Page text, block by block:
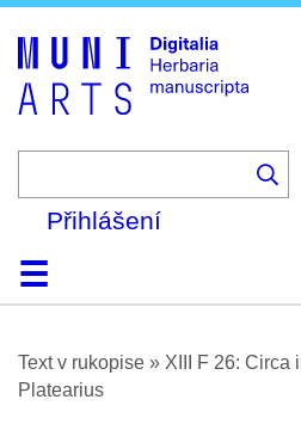
Přihlášení
DomůProhlížení
O platformě
Nápověda
KontaktDigitalia
Text v rukopise » XIII F 26: Circa
Platearius